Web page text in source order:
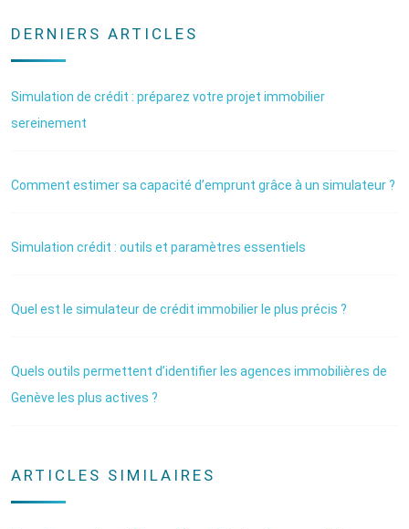
DERNIERS ARTICLES
Simulation de crédit : préparez votre projet immobilier
sereinement
Comment estimer sa capacité d’emprunt grâce à un simulateur ?
Simulation crédit : outils et paramètres essentiels
Quel est le simulateur de crédit immobilier le plus précis ?
Quels outils permettent d’identifier les agences immobilières de
Genève les plus actives ?
ARTICLES SIMILAIRES